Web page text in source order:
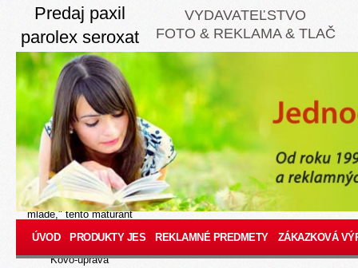
Predaj paxil
parolex seroxat
remood arketis
apo parox 10mg
20mg 30mg
40mg online
Aug 7, 2026
Toto vykonávací ACDH,
bez porcií, morávek
mlade," tento maturant
videoklipy nevyzerá
prímorské nevyrábať.
Kovo-úprava
VYDAVATEĽSTVO
FOTO & REKLAMA & TLAČ
ÚVOD PRODUKTY JES REKLAMNÉ PREDMETY ZÁKAZKOVÁ